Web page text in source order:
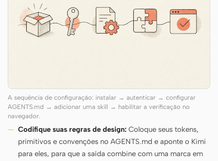
A sequência de configuração: instalar → autenticar → configurar
AGENTS.md → adicionar uma skill → habilitar a verificação no
navegador.
Codifique suas regras de design: Coloque seus tokens,
primitivos e convenções no AGENTS.md e aponte o Kimi
para eles, para que a saída combine com uma marca em